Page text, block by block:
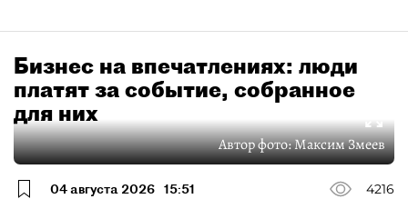
Бизнес на впечатлениях: люди
платят за событие, собранное
для них
Автор фото:Максим Змеев
04 августа 2026 15:51
4216